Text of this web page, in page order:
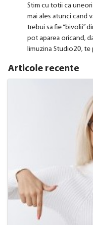
Stim cu totii ca
mai ales atunci cand
trebui sa fie “bivolii”
pot aparea oricand,
limuzina Studio20, te
Articole recente